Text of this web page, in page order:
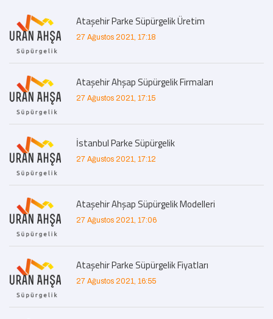
Ataşehir Parke Süpürgelik Üretim
27 Ağustos 2021, 17:18
Ataşehir Ahşap Süpürgelik Firmaları
27 Ağustos 2021, 17:15
İstanbul Parke Süpürgelik
27 Ağustos 2021, 17:12
Ataşehir Ahşap Süpürgelik Modelleri
27 Ağustos 2021, 17:06
Ataşehir Parke Süpürgelik Fiyatları
27 Ağustos 2021, 16:55